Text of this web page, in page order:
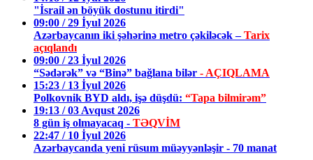
"İsrail ən böyük dostunu itirdi"
09:00 / 29 İyul 2026
Azərbaycanın iki şəhərinə metro çəkiləcək –Tarix
açıqlandı
09:00 / 23 İyul 2026
“Sədərək” və “Binə” bağlana bilər - AÇIQLAMA
15:23 / 13 İyul 2026
Polkovnik BYD aldı, işə düşdü: “Tapa bilmirəm”
19:13 / 03 Avqust 2026
8 gün iş olmayacaq - TƏQVİM
22:47 / 10 İyul 2026
Azərbaycanda yeni rüsum müəyyənləşir - 70 manat